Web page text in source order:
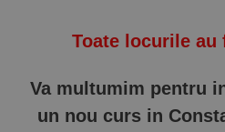
Toate locurile au
Va multumim pentru
un nou curs in